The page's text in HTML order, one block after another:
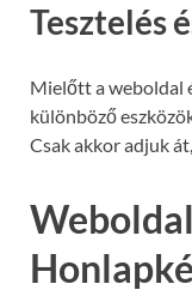
Tesztelés
Mielőtt a weboldal
különböző
Csak akkor adjuk